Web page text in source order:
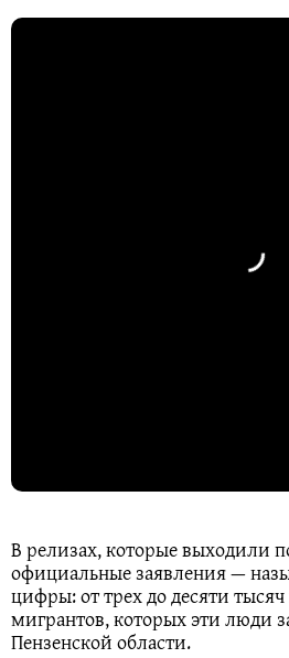
В релизах, которые выходили
официальные заявления —
цифры: от трех до десяти
мигрантов, которых эти люди
Пензенской области.